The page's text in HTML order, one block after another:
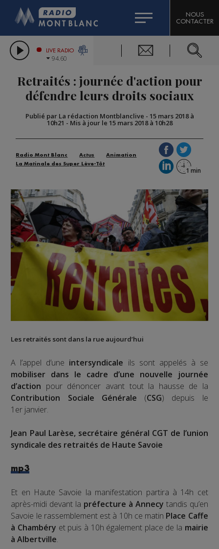
LES CHRONIQUES DE L'EXPERT
CITIZEN MACHINERY
GRAND MASSIF DOMAINES SKIABLES
BIGARD
COMPAGNIE DU MONT-BLANC
NOUS
CONTACTER
LIVE RADIO
94.60
Retraités : journée d'action pour
défendre leurs droits sociaux
Publié par La rédaction Montblanclive - 15 mars 2018 à
10h21 - Mis à jour le 15 mars 2018 à 10h28
Radio Mont Blanc Actus
Animation
La Matinale des Super Lève-Tôt
Les retraités sont dans la rue aujourd’hui
A l’appel d’une intersyndicale ils sont appelés à se
mobiliser dans le cadre d’une nouvelle journée
d’action pour dénoncer avant tout la hausse de la
Contribution Sociale Générale (CSG) depuis le
1er janvier.
Jean Paul Larèse, secrétaire général CGT de l’union
syndicale des retraités de Haute Savoie
mp3
Et en Haute Savoie la manifestation partira à 14h cet
après-midi devant la préfecture à Annecy tandis qu’en
Savoie le rassemblement est à 10h ce matin Place Caffe
à Chambéry et puis à 10h également place de la mairie
à Albertville.